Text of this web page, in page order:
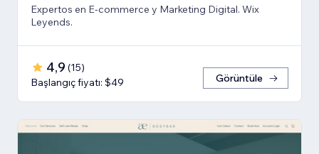
Expertos en E-commerce y Marketing Digital. Wix
Leyends.
4,9 (15)
Başlangıç fiyatı: $49
Görüntüle